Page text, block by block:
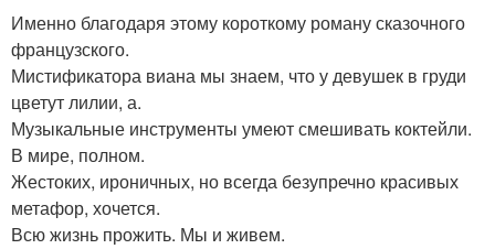
Именно благодаря этому короткому роману сказочного
французского.
Мистификатора виана мы знаем, что у девушек в груди
цветут лилии, а.
Музыкальные инструменты умеют смешивать коктейли.
В мире, полном.
Жестоких, ироничных, но всегда безупречно красивых
метафор, хочется.
Всю жизнь прожить. Мы и живем.